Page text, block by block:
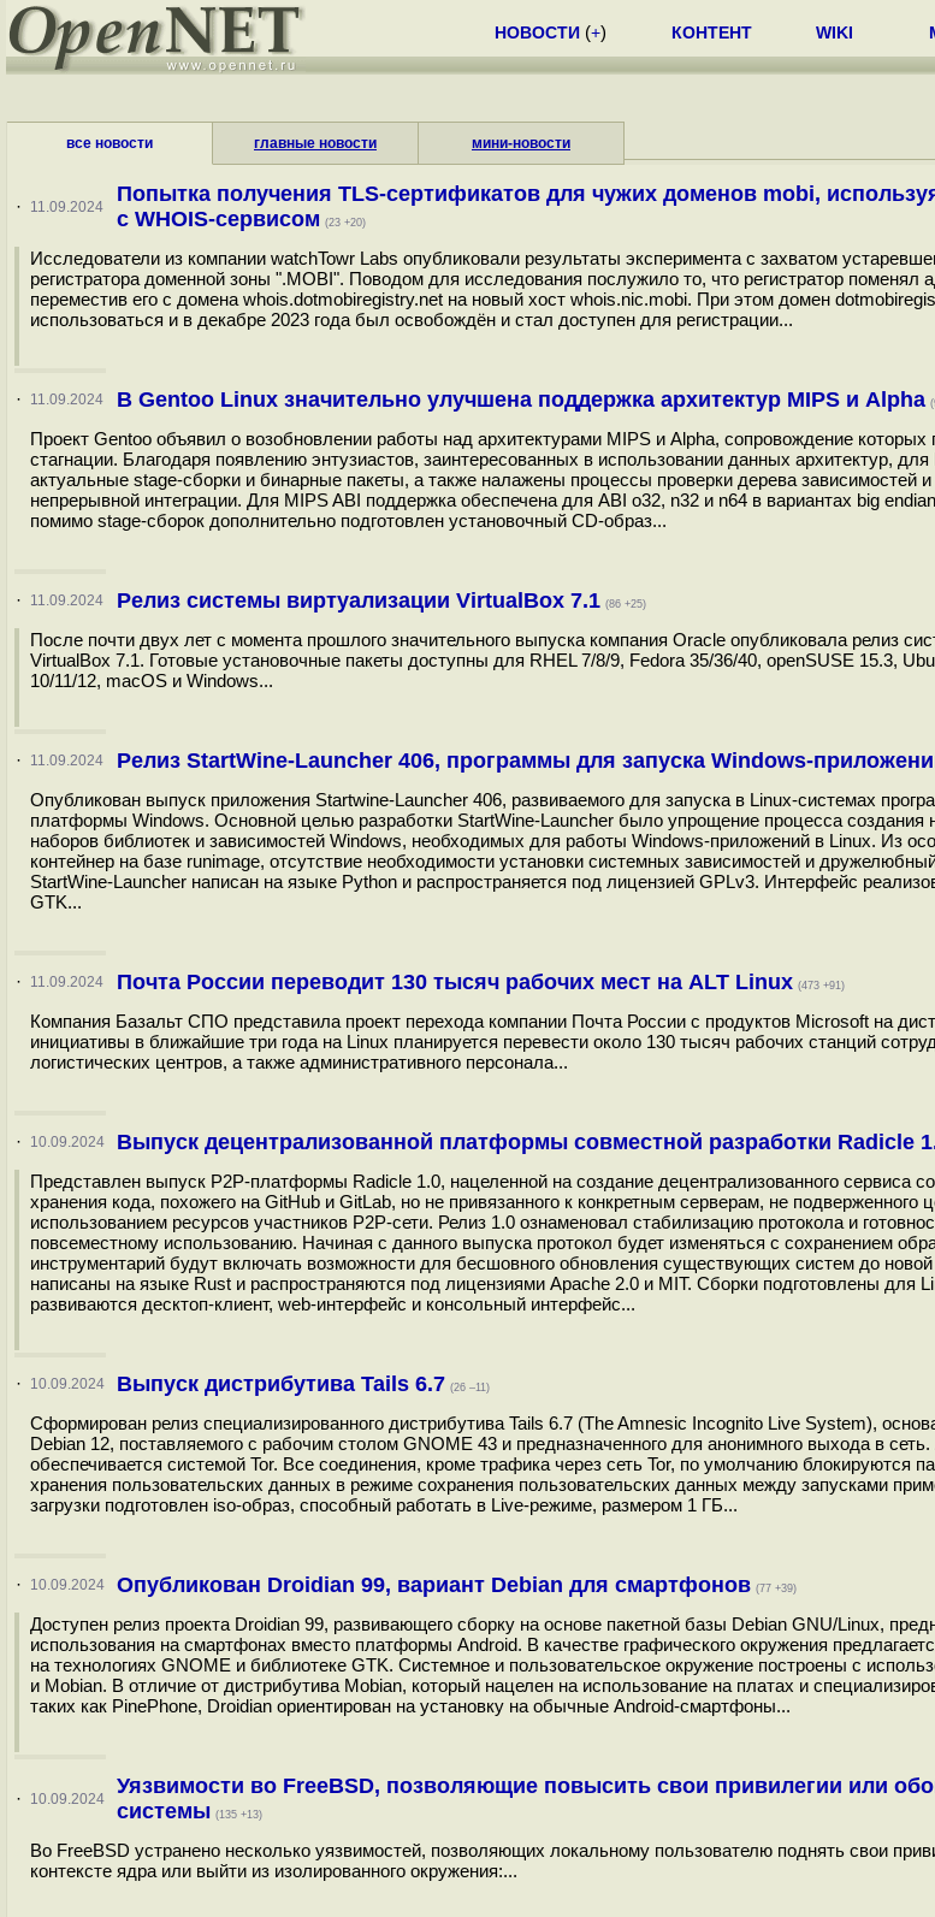
НОВОСТИ (+) КОНТЕНТ WIKI
все новости главные новости мини-новости
· 11.09.2024
Попытка получения TLS-сертификатов для чужих доменов mobi,
с WHOIS-сервисом (23 +20)
Исследователи из компании watchTowr Labs опубликовали результаты эксперимента с захватом
регистратора доменной зоны ".MOBI". Поводом для исследования послужило то, что регистратор поменял
переместив его с домена whois.dotmobiregistry.net на новый хост whois.nic.mobi. При этом домен
использоваться и в декабре 2023 года был освобождён и стал доступен для регистрации...
· 11.09.2024 В Gentoo Linux значительно улучшена поддержка архитектур MIPS и Alpha
Проект Gentoo объявил о возобновлении работы над архитектурами MIPS и Alpha, сопровождение
стагнации. Благодаря появлению энтузиастов, заинтересованных в использовании данных архитектур,
актуальные stage-сборки и бинарные пакеты, а также налажены процессы проверки дерева зависимостей и
непрерывной интеграции. Для MIPS ABI поддержка обеспечена для ABI o32, n32 и n64 в вариантах big
помимо stage-сборок дополнительно подготовлен установочный CD-образ...
· 11.09.2024 Релиз системы виртуализации VirtualBox 7.1 (86 +25)
После почти двух лет с момента прошлого значительного выпуска компания Oracle опубликовала релиз
VirtualBox 7.1. Готовые установочные пакеты доступны для RHEL 7/8/9, Fedora 35/36/40, openSUSE 15.3,
10/11/12, macOS и Windows...
· 11.09.2024 Релиз StartWine-Launcher 406, программы для запуска Windows-
Опубликован выпуск приложения Startwine-Launcher 406, развиваемого для запуска в Linux-системах
платформы Windows. Основной целью разработки StartWine-Launcher было упрощение процесса создания
наборов библиотек и зависимостей Windows, необходимых для работы Windows-приложений в Linux. Из
контейнер на базе runimage, отсутствие необходимости установки системных зависимостей и
StartWine-Launcher написан на языке Python и распространяется под лицензией GPLv3. Интерфейс
GTK...
· 11.09.2024 Почта России переводит 130 тысяч рабочих мест на ALT Linux (473 +91)
Компания Базальт СПО представила проект перехода компании Почта России с продуктов Microsoft на
инициативы в ближайшие три года на Linux планируется перевести около 130 тысяч рабочих станций
логистических центров, а также административного персонала...
· 10.09.2024 Выпуск децентрализованной платформы совместной разработки Radicle
Представлен выпуск P2P-платформы Radicle 1.0, нацеленной на создание децентрализованного сервиса
хранения кода, похожего на GitHub и GitLab, но не привязанного к конкретным серверам, не подверженного
использованием ресурсов участников P2P-сети. Релиз 1.0 ознаменовал стабилизацию протокола и
повсеместному использованию. Начиная с данного выпуска протокол будет изменяться с сохранением
инструментарий будут включать возможности для бесшовного обновления существующих систем до
написаны на языке Rust и распространяются под лицензиями Apache 2.0 и MIT. Сборки подготовлены для
развиваются десктоп-клиент, web-интерфейс и консольный интерфейс...
· 10.09.2024 Выпуск дистрибутива Tails 6.7 (26 –11)
Сформирован релиз специализированного дистрибутива Tails 6.7 (The Amnesic Incognito Live System),
Debian 12, поставляемого с рабочим столом GNOME 43 и предназначенного для анонимного выхода в
обеспечивается системой Tor. Все соединения, кроме трафика через сеть Tor, по умолчанию блокируются
хранения пользовательских данных в режиме сохранения пользовательских данных между запусками
загрузки подготовлен iso-образ, способный работать в Live-режиме, размером 1 ГБ...
· 10.09.2024 Опубликован Droidian 99, вариант Debian для смартфонов (77 +39)
Доступен релиз проекта Droidian 99, развивающего сборку на основе пакетной базы Debian GNU/Linux,
использования на смартфонах вместо платформы Android. В качестве графического окружения
на технологиях GNOME и библиотеке GTK. Системное и пользовательское окружение построены с
и Mobian. В отличие от дистрибутива Mobian, который нацелен на использование на платах и
таких как PinePhone, Droidian ориентирован на установку на обычные Android-смартфоны...
· 10.09.2024
Уязвимости во FreeBSD, позволяющие повысить свои привилегии или
системы (135 +13)
Во FreeBSD устранено несколько уязвимостей, позволяющих локальному пользователю поднять свои
контексте ядра или выйти из изолированного окружения:...